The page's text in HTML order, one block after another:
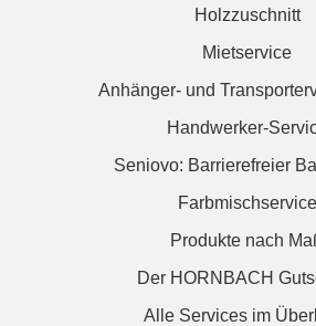
Holzzuschnitt
Mietservice
Anhänger- und
Handwerker-
Seniovo: Barrierefreier
Farbmischservice
Produkte nach
Der HORNBACH
Alle Services im